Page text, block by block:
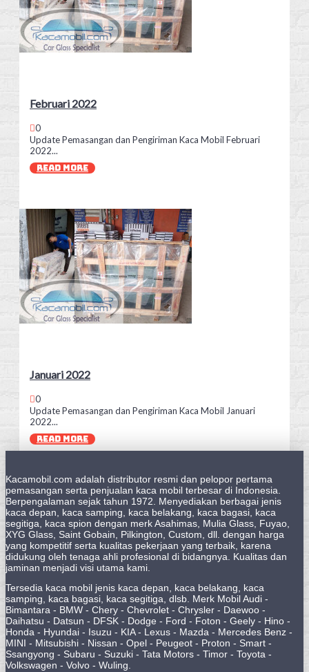
Februari 2022
0
Update Pemasangan dan Pengiriman Kaca Mobil Februari
2022...
READ MORE
Januari 2022
0
Update Pemasangan dan Pengiriman Kaca Mobil Januari
2022...
READ MORE
Kacamobil.com adalah distributor resmi dan pelopor pertama
pemasangan serta penjualan kaca mobil terbesar di Indonesia.
Berpengalaman sejak tahun 1972. Menyediakan berbagai jenis
kaca depan, kaca samping, kaca belakang, kaca bagasi, kaca
segitiga, kaca spion dengan merk Asahimas, Mulia Glass, Fuyao,
XYG Glass, Saint Gobain, Pilkington, Custom, dll. dengan harga
yang kompetitif serta kualitas pekerjaan yang terbaik, karena
didukung oleh tenaga ahli profesional di bidangnya. Kualitas dan
jaminan menjadi visi utama kami.
Tersedia kaca mobil jenis kaca depan, kaca belakang, kaca
samping, kaca bagasi, kaca segitiga, dlsb. Merk Mobil Audi -
Bimantara - BMW - Chery - Chevrolet - Chrysler - Daewoo -
Daihatsu - Datsun - DFSK - Dodge - Ford - Foton - Geely - Hino -
Honda - Hyundai - Isuzu - KIA - Lexus - Mazda - Mercedes Benz -
MINI - Mitsubishi - Nissan - Opel - Peugeot - Proton - Smart -
Ssangyong - Subaru - Suzuki - Tata Motors - Timor - Toyota -
Volkswagen - Volvo - Wuling.